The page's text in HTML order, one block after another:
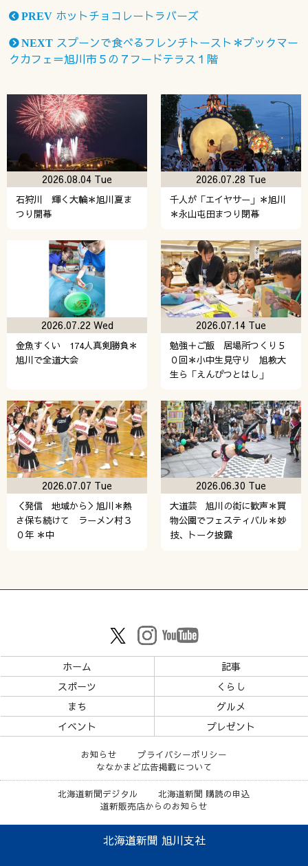
PREV ホットチョコレートラバーズ
NEXT スプーンで食べるフレンチトースト＊ブックマー
クカフェ＝旭川市５の７フードテラス１階
石狩川 輝く大輪＊旭川夏ま
つり開幕
2026.08.04 Tue
千人が「エイヤサー」＊旭川
＊永山屯田まつり閉幕
2026.07.28 Tue
金魚すくい 174人真剣勝負＊
旭川で全道大会
2026.07.22 Wed
勉強＋ご飯 居場所つくり５
０回＊小中生見守り 旭教大
生ら「えんぴつとはし」
2026.07.14 Tue
＜発信 地域から＞旭川＊熱
さ保ち続けて ラーメン村３
０年 ＊中
2026.07.07 Tue
大道芸 旭川の街に歓声＊買
物公園でフェスティバル＊妙
技、トーク披露
2026.06.30 Tue
ホーム
記事
スポーツ
くらし
まち
グルメ
イベント
プレゼント
お知らせ
プライバシーポリシー
ななかまど広告掲載について
北海道新聞デジタル
北海道新聞 購読の申込
道新販売店からのお知らせ
北海道新聞 旭川支社